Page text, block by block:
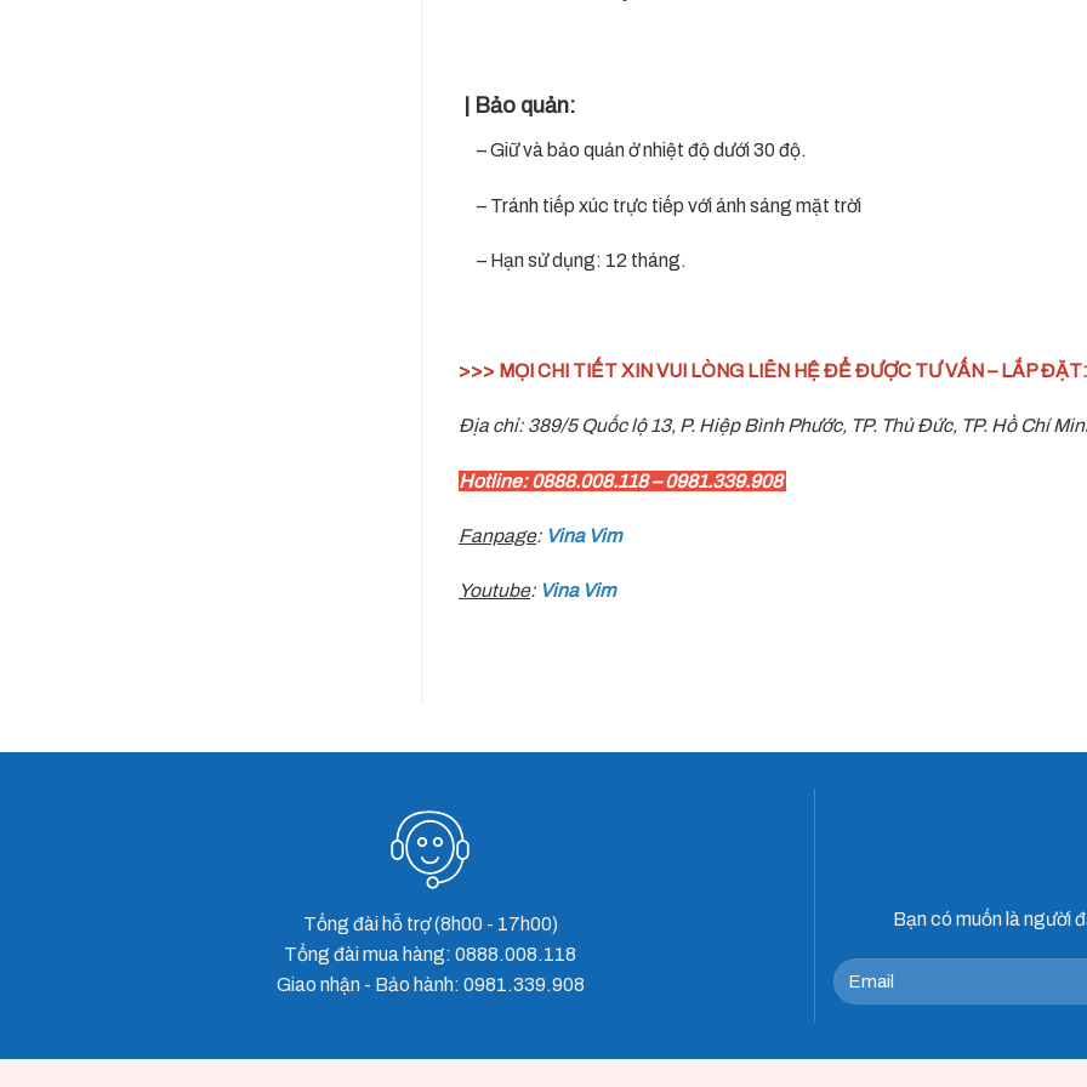
| Bảo quản:
– Giữ và bảo quản ở nhiệt độ dưới 30 độ.
– Tránh tiếp xúc trực tiếp với ánh sáng mặt trời
– Hạn sử dụng: 12 tháng.
>>> MỌI CHI TIẾT XIN VUI LÒNG LIÊN HỆ ĐỂ ĐƯỢC TƯ VẤN – LẮP ĐẶT:
Địa chỉ: 389/5 Quốc lộ 13, P. Hiệp Bình Phước, TP. Thủ Đức, TP. Hồ Chí
Hotline: 0888.008.118 – 0981.339.908
Fanpage: Vina Vim
Youtube: Vina Vim
Keo Silicone APOSIL Premium ACID
Tổng đài hỗ trợ (8h00 - 17h00)
Tổng đài mua hàng: 0888.008.118
Giao nhận - Bảo hành: 0981.339.908
Bạn có muốn là người